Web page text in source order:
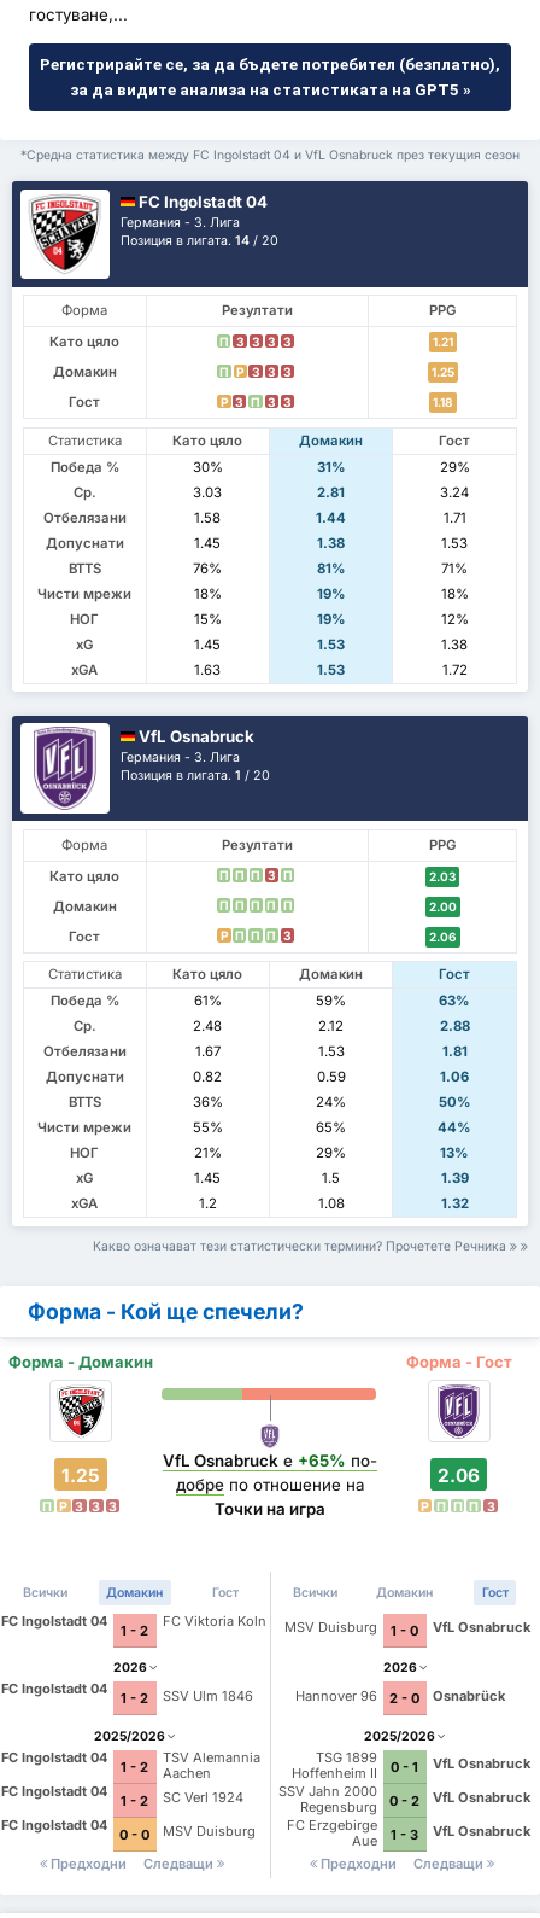
гостуване,...
Регистрирайте се, за да бъдете потребител (безплатно),
за да видите анализа на статистиката на GPT5 »
*Средна статистика между FC Ingolstadt 04 и VfL Osnabruck през текущия сезон
FC Ingolstadt 04
Германия - 3. Лига
Позиция в лигата.14 / 20
Форма Резултати
PPG
Като цяло
П З З З З 1.21
Домакин П P З З З 1.25
Гост P З П З З 1.18
Статистика Като цяло Домакин
Гост
Победа %
30% 31%
29%
Ср.
3.03 2.81
3.24
Отбелязани
1.58 1.44
1.71
Допуснати
1.45 1.38
1.53
BTTS
76% 81%
71%
Чисти мрежи
18% 19%
18%
НОГ
15% 19%
12%
xG
1.45 1.53
1.38
xGA
1.63 1.53 1.72
VfL Osnabruck
Германия - 3. Лига
Позиция в лигата.1 / 20
Форма Резултати
PPG
Като цяло
П П П З П 2.03
Домакин П П П П П 2.00
Гост P П П П З 2.06
Статистика Като цяло Домакин
Гост
Победа %
61% 59%
63%
Ср.
2.48 2.12
2.88
Отбелязани
1.67 1.53
1.81
Допуснати
0.82 0.59
1.06
BTTS
36% 24%
50%
Чисти мрежи
55% 65%
44%
НОГ
21% 29%
13%
xG
1.45 1.5
1.39
xGA
1.2 1.08 1.32
Какво означават тези статистически термини? Прочетете Речника
Форма - Кой ще спечели?
Форма - Домакин Форма - Гост
1.25
П P З З З
VfL Osnabruck е +65% по-
добрепо отношение на
Точки на игра
2.06
P П П П З
Всички Домакин Гост
FC Ingolstadt 04
1 - 2
FC Viktoria Koln
2026
FC Ingolstadt 04
1 - 2 SSV Ulm 1846
2025/2026
FC Ingolstadt 04
1 - 2
TSV Alemannia
Aachen
FC Ingolstadt 04
1 - 2
SC Verl 1924
FC Ingolstadt 04
0 - 0
MSV Duisburg
Предходни
Следващи
Всички Домакин Гост
MSV Duisburg 1 - 0 VfL Osnabruck
2026
Hannover 96 2 - 0 Osnabrück
2025/2026
TSG 1899
Hoffenheim II
0 - 1
VfL Osnabruck
SSV Jahn 2000
Regensburg
0 - 2
VfL Osnabruck
FC Erzgebirge
Aue
1 - 3
VfL Osnabruck
Предходни
Следващи